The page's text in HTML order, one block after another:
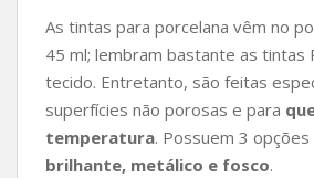
As tintas para porcelana vêm no
45 ml; lembram bastante as tintas
tecido. Entretanto, são feitas
superfícies não porosas e para
temperatura. Possuem 3 opções
brilhante, metálico e fosco.